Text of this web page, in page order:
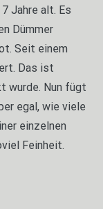
Jahre alt. Es
Dümmer
Seit einem
Das ist
wurde. Nun fügt
egal, wie viele
einzelnen
Feinheit.